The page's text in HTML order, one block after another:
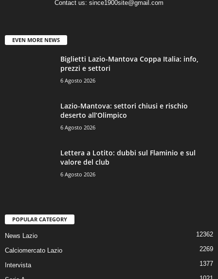
Contact us: since1900site@gmail.com
EVEN MORE NEWS
Biglietti Lazio-Mantova Coppa Italia: info,
prezzi e settori
6 Agosto 2026
Lazio-Mantova: settori chiusi e rischio
deserto all’Olimpico
6 Agosto 2026
Lettera a Lotito: dubbi sul Flaminio e sul
valore del club
6 Agosto 2026
POPULAR CATEGORY
News Lazio 12362
Calciomercato Lazio 2269
Intervista 1377